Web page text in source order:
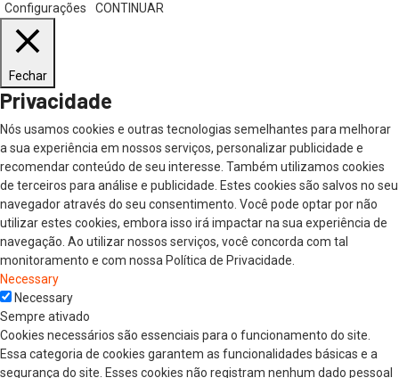
Configurações
CONTINUAR
Fechar
Privacidade
Nós usamos cookies e outras tecnologias semelhantes para melhorar
a sua experiência em nossos serviços, personalizar publicidade e
recomendar conteúdo de seu interesse. Também utilizamos cookies
de terceiros para análise e publicidade. Estes cookies são salvos no seu
navegador através do seu consentimento. Você pode optar por não
utilizar estes cookies, embora isso irá impactar na sua experiência de
navegação. Ao utilizar nossos serviços, você concorda com tal
monitoramento e com nossa Política de Privacidade.
Necessary
Necessary
Sempre ativado
Cookies necessários são essenciais para o funcionamento do site.
Essa categoria de cookies garantem as funcionalidades básicas e a
segurança do site. Esses cookies não registram nenhum dado pessoal